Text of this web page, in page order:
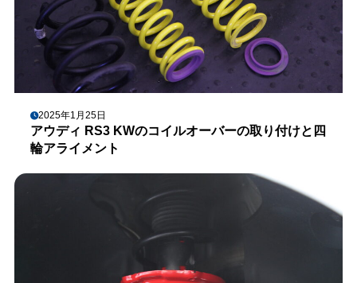
2025年1月25日
アウディ RS3 KWのコイルオーバーの取り付けと四
輪アライメント